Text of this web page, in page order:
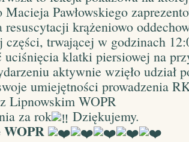
Macieja Pawłowskiego
resuscytacji krążeniowo
części, trwającej w godzinach
klatki piersiowej na
aktywnie wzięło
umiejętności prowadzenia
Lipnowskim WOPR
za rok
Dziękujemy.